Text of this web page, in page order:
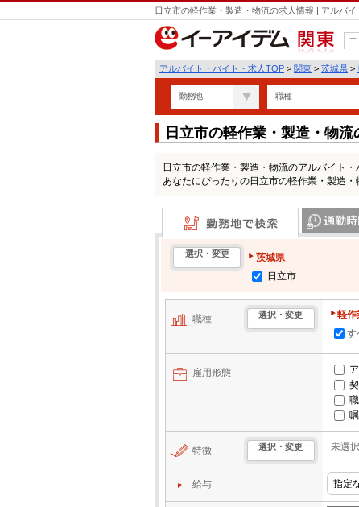
日立市の軽作業・製造・物流の求人情報 | アルバ
関東
アルバイト・バイト・求人TOP > 関東 > 茨城県 >
勤務地 職種
日立市の軽作業・製造・物
日立市の軽作業・製造・物流のアルバイト
あなたにぴったりの日立市の軽作業・製造・
勤務地で検索
選択・変更
茨城県
日立市
職種 選択・変更
軽作
す
雇用形態
特徴 選択・変更 未選択
給与